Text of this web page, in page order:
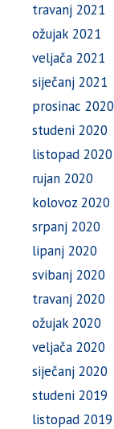
travanj 2021
ožujak 2021
veljača 2021
siječanj 2021
prosinac 2020
studeni 2020
listopad 2020
rujan 2020
kolovoz 2020
srpanj 2020
lipanj 2020
svibanj 2020
travanj 2020
ožujak 2020
veljača 2020
siječanj 2020
studeni 2019
listopad 2019